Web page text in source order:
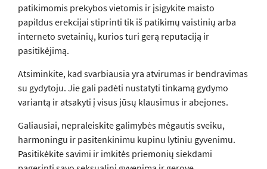
patikimomis prekybos vietomis ir įsigykite maisto
papildus erekcijai stiprinti tik iš patikimų vaistinių arba
interneto svetainių, kurios turi gerą reputaciją ir
pasitikėjimą.
Atsiminkite, kad svarbiausia yra atvirumas ir bendravimas
su gydytoju. Jie gali padėti nustatyti tinkamą gydymo
variantą ir atsakyti į visus jūsų klausimus ir abejones.
Galiausiai, nepraleiskite galimybės mėgautis sveiku,
harmoningu ir pasitenkinimu kupinu lytiniu gyvenimu.
Pasitikėkite savimi ir imkitės priemonių siekdami